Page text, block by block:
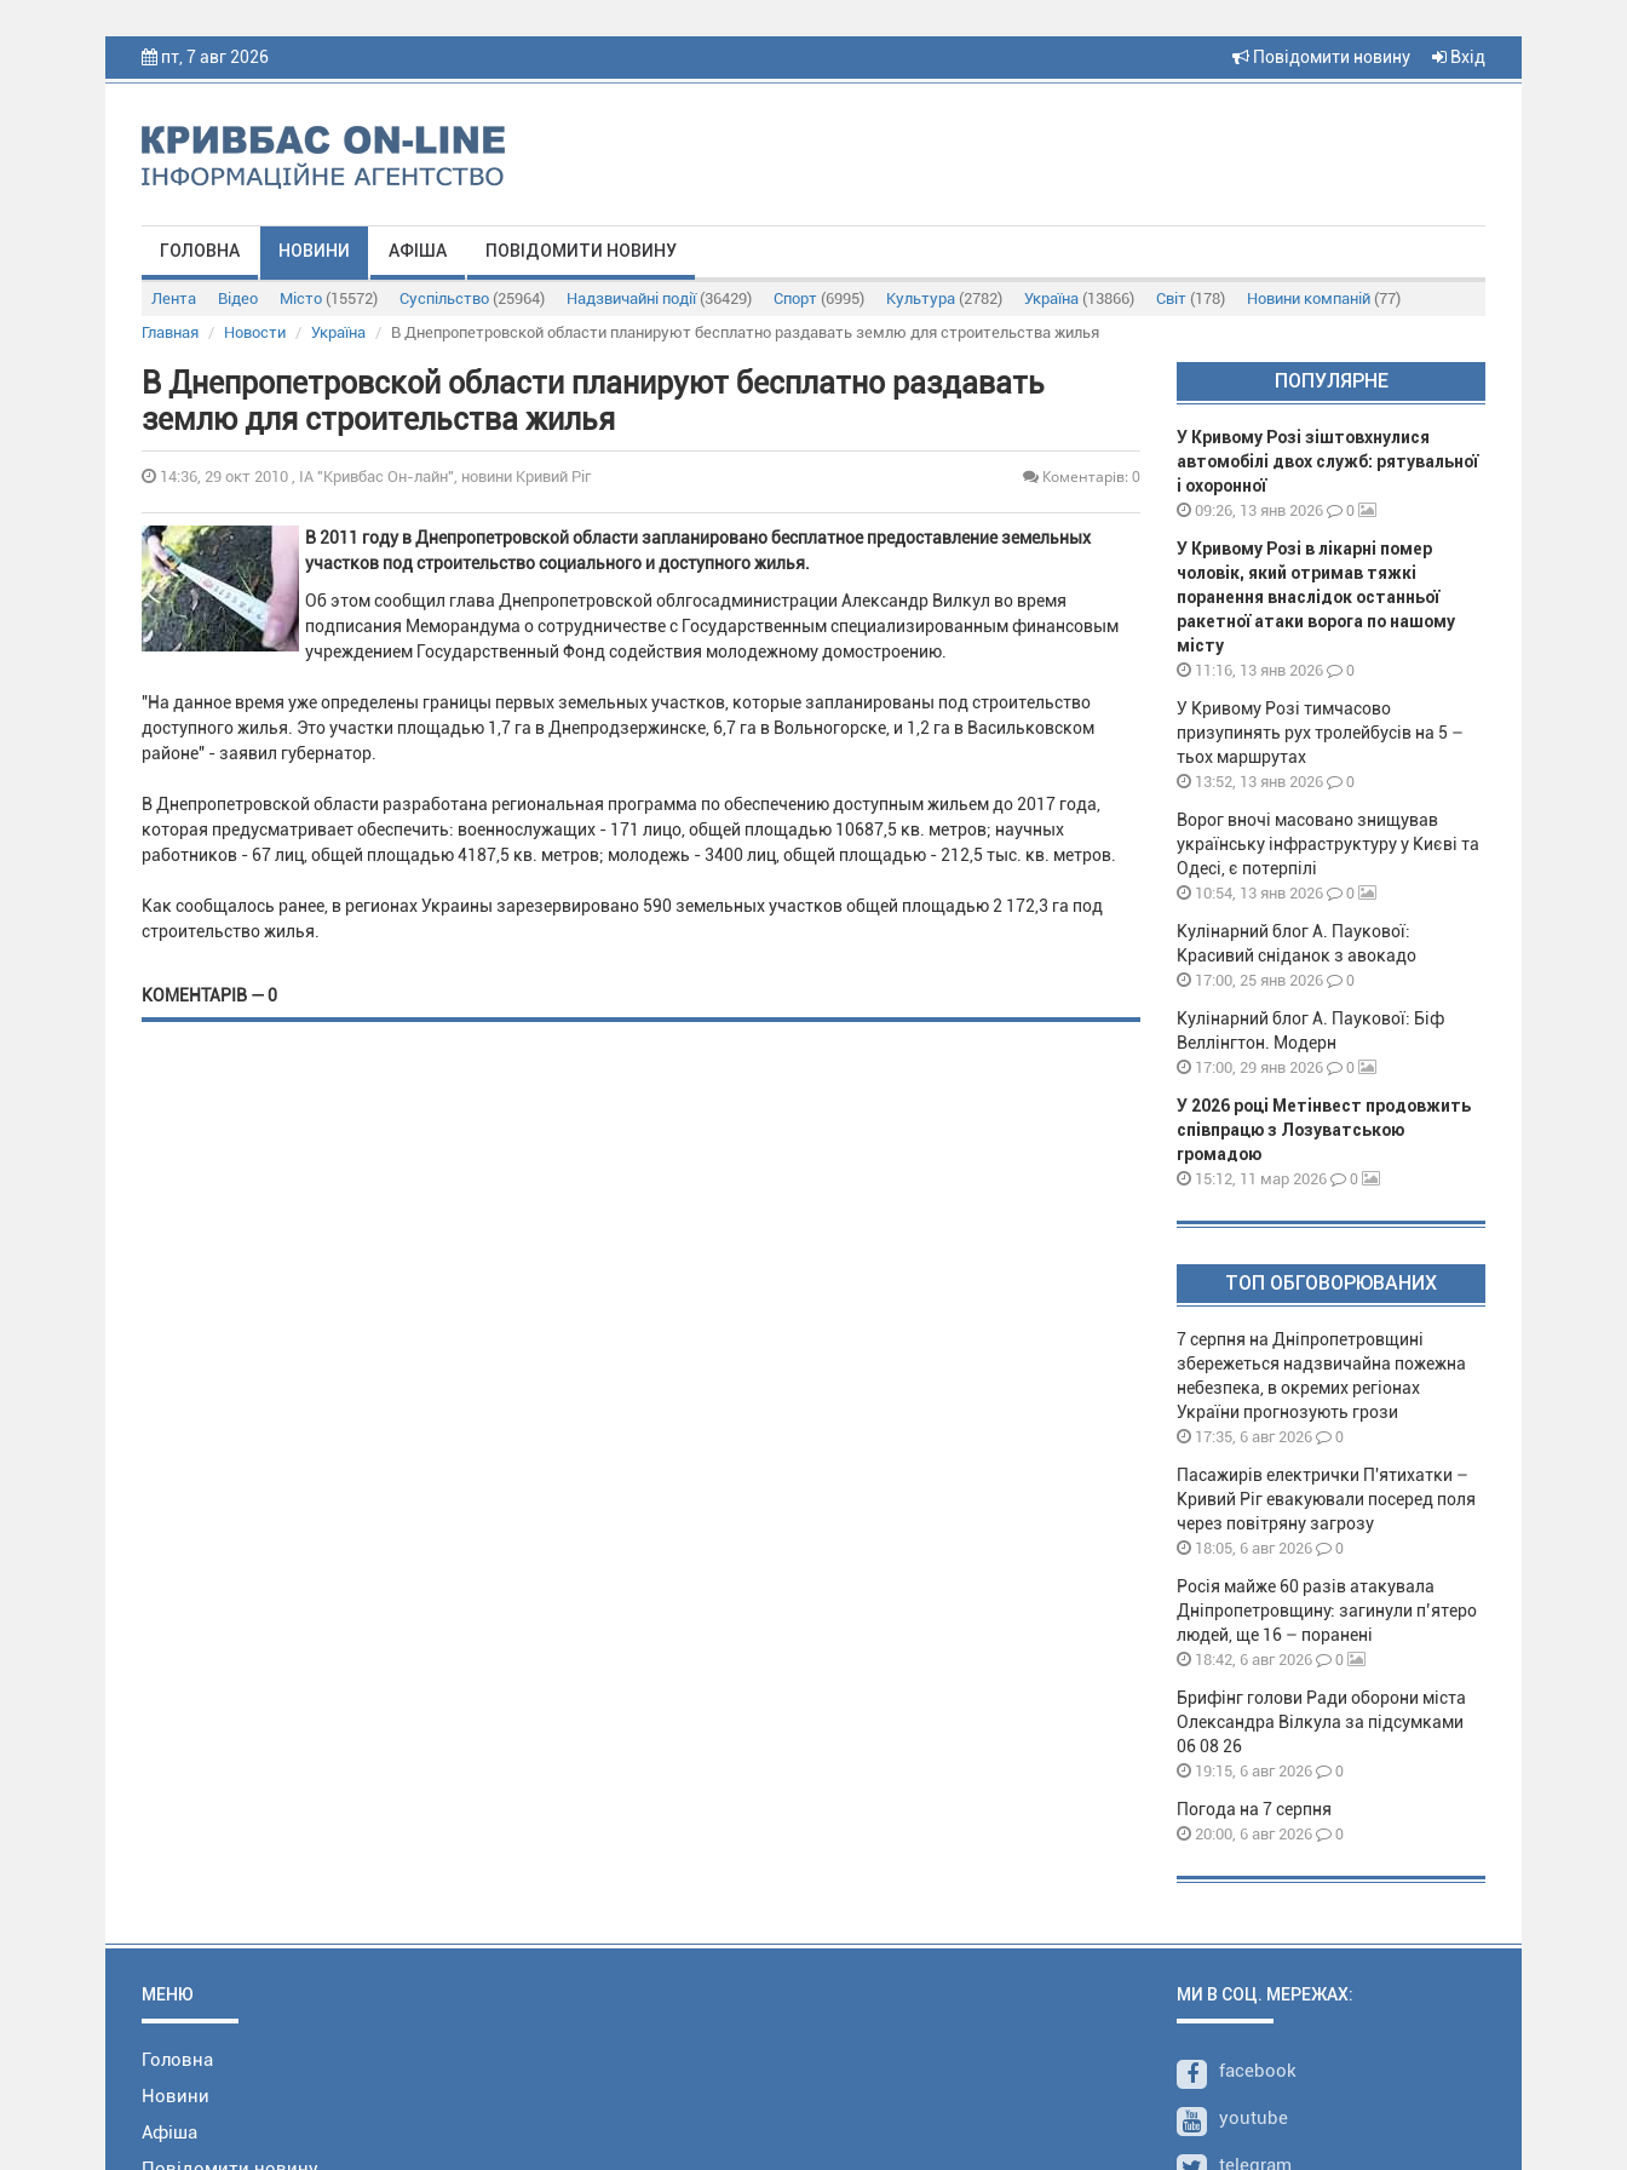
пт, 7 авг 2026 Повідомити новину Вхід
ГОЛОВНА НОВИНИ АФІША ПОВІДОМИТИ НОВИНУ
Лента Відео Місто (15572) Суспільство (25964) Надзвичайні події (36429) Спорт (6995) Культура (2782) Україна (13866) Світ (178) Новини компаній (77)
Главная
Новости Україна В Днепропетровской области планируют бесплатно раздавать землю для строительства жилья
В Днепропетровской области планируют бесплатно раздавать
землю для строительства жилья
14:36, 29 окт 2010 , ІА "Кривбас Он-лайн", новини Кривий Ріг Коментарів: 0
В 2011 году в Днепропетровской области запланировано бесплатное предоставление земельных
участков под строительство социального и доступного жилья.
Об этом сообщил глава Днепропетровской облгосадминистрации Александр Вилкул во время
подписания Меморандума о сотрудничестве с Государственным специализированным финансовым
учреждением Государственный Фонд содействия молодежному домостроению.
"На данное время уже определены границы первых земельных участков, которые запланированы под строительство
доступного жилья. Это участки площадью 1,7 га в Днепродзержинске, 6,7 га в Вольногорске, и 1,2 га в Васильковском
районе" - заявил губернатор.
В Днепропетровской области разработана региональная программа по обеспечению доступным жильем до 2017 года,
которая предусматривает обеспечить: военнослужащих - 171 лицо, общей площадью 10687,5 кв. метров; научных
работников - 67 лиц, общей площадью 4187,5 кв. метров; молодежь - 3400 лиц, общей площадью - 212,5 тыс. кв. метров.
Как сообщалось ранее, в регионах Украины зарезервировано 590 земельных участков общей площадью 2 172,3 га под
строительство жилья.
КОМЕНТАРІВ — 0
ПОПУЛЯРНЕ
У Кривому Розі зіштовхнулися
автомобілі двох служб: рятувальної
і охоронної
09:26, 13 янв 2026 0
У Кривому Розі в лікарні помер
чоловік, який отримав тяжкі
поранення внаслідок останньої
ракетної атаки ворога по нашому
місту
11:16, 13 янв 2026 0
У Кривому Розі тимчасово
призупинять рух тролейбусів на 5 –
тьох маршрутах
13:52, 13 янв 2026 0
Ворог вночі масовано знищував
українську інфраструктуру у Києві та
Одесі, є потерпілі
10:54, 13 янв 2026 0
Кулінарний блог А. Паукової:
Красивий сніданок з авокадо
17:00, 25 янв 2026 0
Кулінарний блог А. Паукової: Біф
Веллінгтон. Модерн
17:00, 29 янв 2026 0
У 2026 році Метінвест продовжить
співпрацю з Лозуватською
громадою
15:12, 11 мар 2026 0
ТОП ОБГОВОРЮВАНИХ
7 серпня на Дніпропетровщині
збережеться надзвичайна пожежна
небезпека, в окремих регіонах
України прогнозують грози
17:35, 6 авг 2026 0
Пасажирів електрички П'ятихатки –
Кривий Ріг евакуювали посеред поля
через повітряну загрозу
18:05, 6 авг 2026 0
Росія майже 60 разів атакувала
Дніпропетровщину: загинули п’ятеро
людей, ще 16 – поранені
18:42, 6 авг 2026 0
Брифінг голови Ради оборони міста
Олександра Вілкула за підсумками
06 08 26
19:15, 6 авг 2026 0
Погода на 7 серпня
20:00, 6 авг 2026 0
МЕНЮ
Головна
Новини
Афіша
МИ В СОЦ. МЕРЕЖАХ:
facebook
youtube
telegram